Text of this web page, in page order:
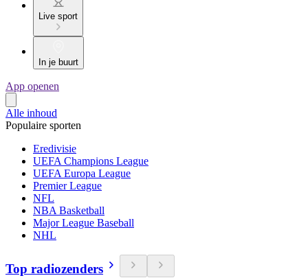
Live sport
In je buurt
App openen
Alle inhoud
Populaire sporten
Eredivisie
UEFA Champions League
UEFA Europa League
Premier League
NFL
NBA Basketball
Major League Baseball
NHL
Top radiozenders